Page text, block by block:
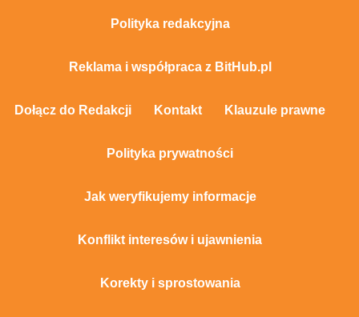
Polityka redakcyjna
Reklama i współpraca z BitHub.pl
Dołącz do Redakcji Kontakt Klauzule prawne
Polityka prywatności
Jak weryfikujemy informacje
Konflikt interesów i ujawnienia
Korekty i sprostowania